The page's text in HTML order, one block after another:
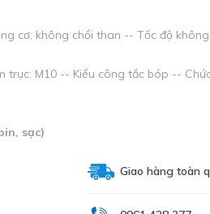
cơ: không chổi than -- Tốc độ
M10 -- Kiểu công tắc bóp --
sạc)
Giao hàng toàn